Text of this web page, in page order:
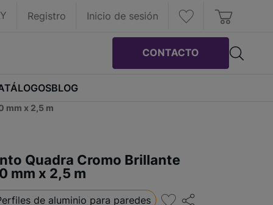
Registro Inicio de sesión
CONTACTO
BLOG
mm x 2,5 m
Quadra Cromo Brillante
mm x 2,5 m
de aluminio para paredes